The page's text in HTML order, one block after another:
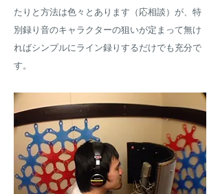
たりと方法は色々とあります（応相談）が、特
別録り音のキャラクターの狙いが定まって無け
ればシンプルにライン録りするだけでも充分で
す。